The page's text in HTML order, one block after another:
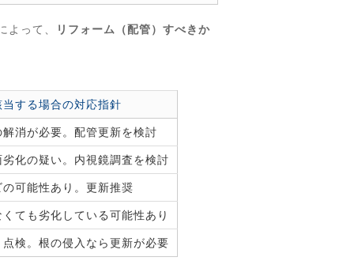
って、 リフォーム（配管）すべきか
当する場合の対応指針
消が必要。配管更新を検討
化の疑い。内視鏡調査を検討
可能性あり。更新推奨
ても劣化している可能性あり
検。根の侵入なら更新が必要